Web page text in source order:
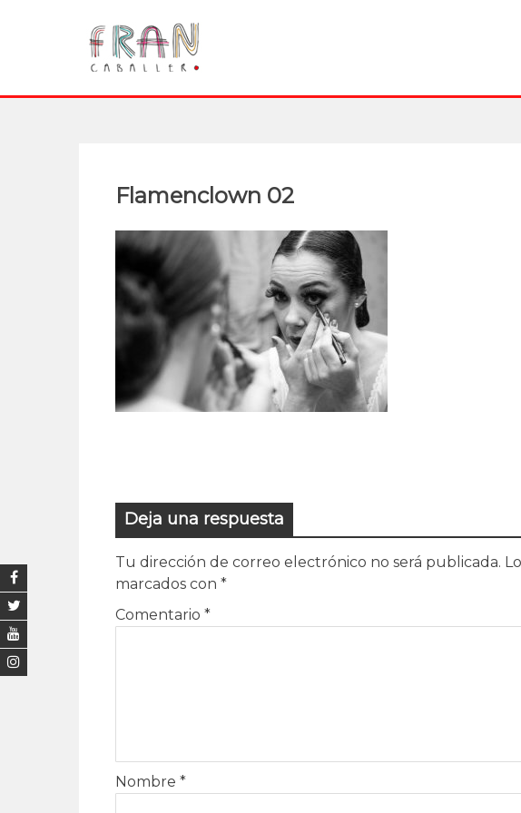
Flamenclown 02
Deja una respuesta
Tu dirección de correo electrónico no será publicada.
marcados con *
Comentario *
Nombre *